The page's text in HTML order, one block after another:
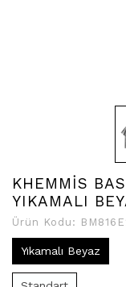
KHEMMİS
YIKAMALI
Ürün Kodu:
Yıkamalı Beyaz